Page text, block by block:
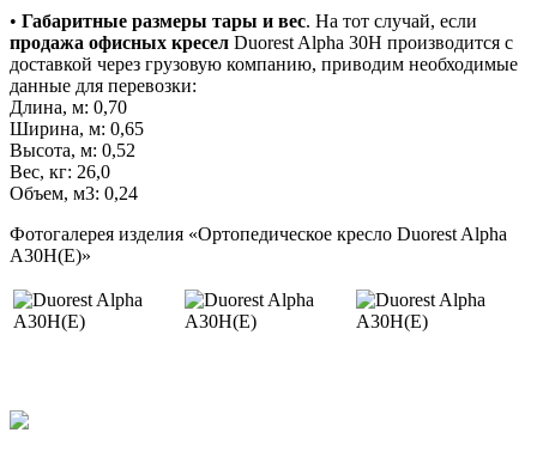
• Габаритные размеры тары и вес. На тот случай, если
продажа офисных кресел Duorest Alpha 30H производится с
доставкой через грузовую компанию, приводим необходимые
данные для перевозки:
Длина, м: 0,70
Ширина, м: 0,65
Высота, м: 0,52
Вес, кг: 26,0
Объем, м3: 0,24
Фотогалерея изделия «Ортопедическое кресло Duorest Alpha
A30H(E)»